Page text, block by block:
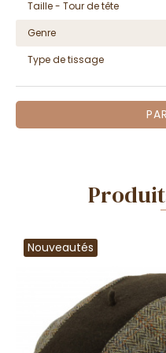
Taille - Tour de tête
Genre
Type de tissage
Nouveautés